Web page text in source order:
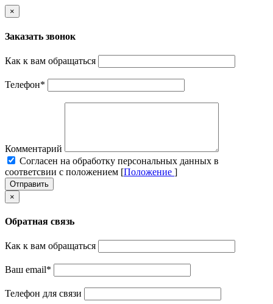
×
Заказать звонок
Как к вам обращаться
Телефон*
Комментарий
Cогласен на обработку персональных данных в
соответсвии с положением [Положение ]
Отправить
×
Обратная связь
Как к вам обращаться
Ваш email*
Телефон для связи